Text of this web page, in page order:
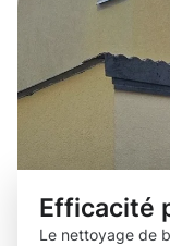
Efficacité
Le nettoyage de